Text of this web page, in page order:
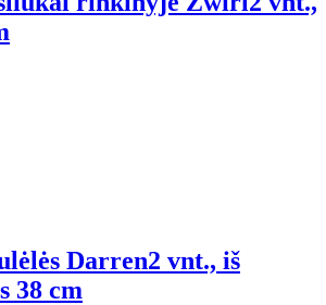
Darren2 vnt., iš
38 cm